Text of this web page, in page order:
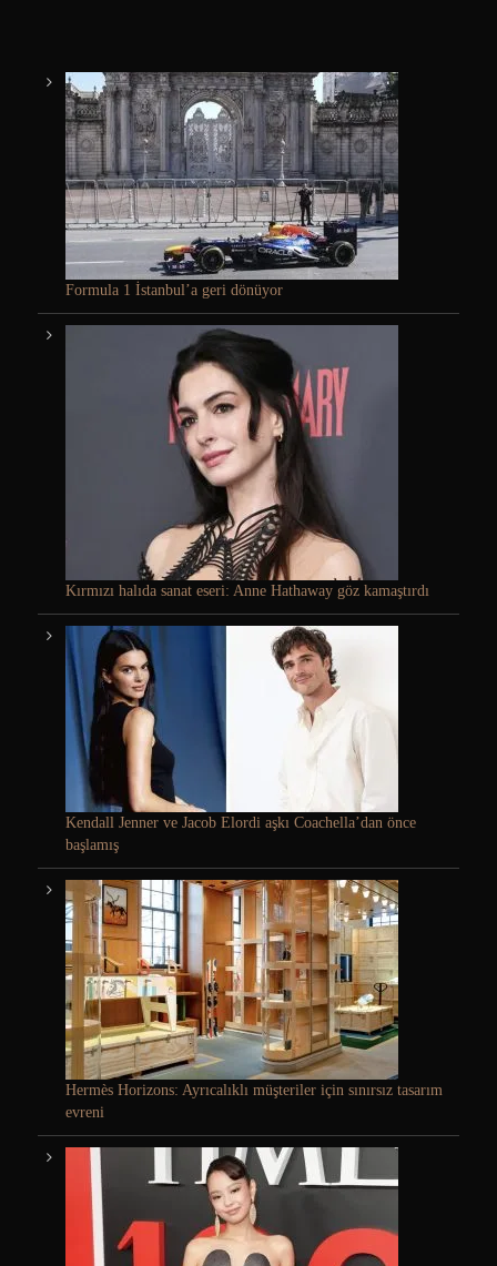
Formula 1 İstanbul’a geri dönüyor
Kırmızı halıda sanat eseri: Anne Hathaway göz kamaştırdı
Kendall Jenner ve Jacob Elordi aşkı Coachella’dan önce
başlamış
Hermès Horizons: Ayrıcalıklı müşteriler için sınırsız tasarım
evreni